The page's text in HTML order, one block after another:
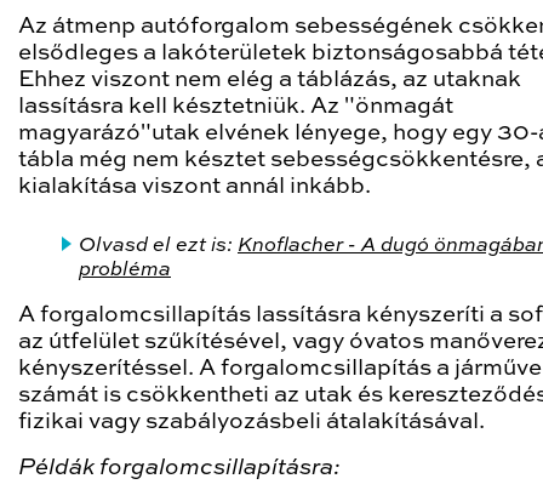
Az átmenp autóforgalom sebességének
elsődleges a lakóterületek biztonságosabbá
Ehhez viszont nem elég a táblázás, az utaknak
lassításra kell késztetniük. Az "önmagát
magyarázó"utak elvének lényege, hogy egy 30-
tábla még nem késztet sebességcsökkentésre,
kialakítása viszont annál inkább.
Olvasd el ezt is: Knoflacher - A dugó
probléma
A forgalomcsillapítás lassításra kényszeríti a
az útfelület szűkítésével, vagy óvatos
kényszerítéssel. A forgalomcsillapítás a
számát is csökkentheti az utak és
fizikai vagy szabályozásbeli átalakításával.
Példák forgalomcsillapításra: